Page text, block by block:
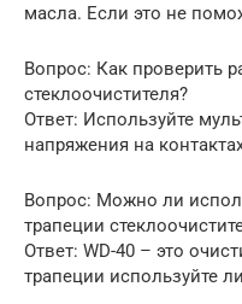
масла. Если это не
Вопрос: Как проверить
стеклоочистителя?
Ответ: Используйте
напряжения на
Вопрос: Можно ли
трапеции
Ответ: WD-40 – это
трапеции используйте